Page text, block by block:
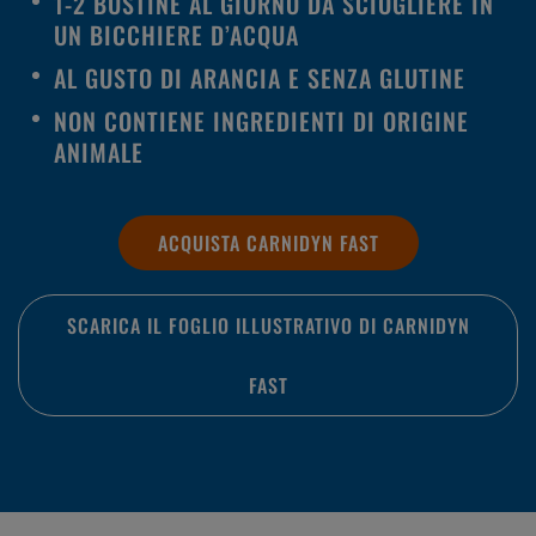
UN BICCHIERE D’ACQUA
AL GUSTO DI ARANCIA E SENZA GLUTINE
NON CONTIENE INGREDIENTI DI ORIGINE
ANIMALE
ACQUISTA CARNIDYN FAST
SCARICA IL FOGLIO ILLUSTRATIVO DI CARNIDYN
FAST